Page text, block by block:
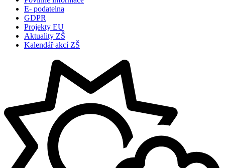
E- podatelna
GDPR
Projekty EU
Aktuality ZŠ
Kalendář akcí ZŠ